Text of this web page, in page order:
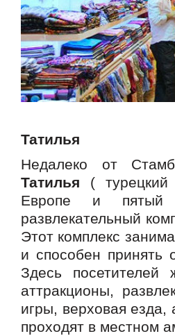
Татилья
Недалеко от
Татилья (
Европе и
развлекательный
Этот комплекс
и способен принять
Здесь посетителей
аттракционы,
игры, верховая езда,
проходят в местном